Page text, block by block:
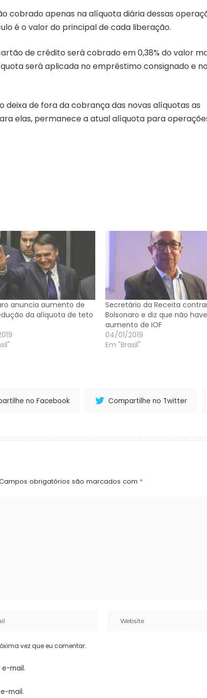
cobrado apenas na alíquota diária dessas
é o valor do principal de cada liberação.
de crédito será cobrado em 0,38% do valor
será aplicada no empréstimo consignado e no
de fora da cobrança das novas alíquotas as
elas, permanece a atual alíquota para
anuncia aumento de
da alíquota de teto
Secretário da Receita
Bolsonaro e diz que não
aumento de IOF
04/01/2019
Em "Brasil"
no Facebook Compartilhe no Twitter
obrigatórios são marcados com *
vez que eu comentar.
mail.
mail.